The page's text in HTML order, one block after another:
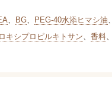
、 BG、 PEG-40水添ヒマシ油、
キシプロピルキトサン、 香料、